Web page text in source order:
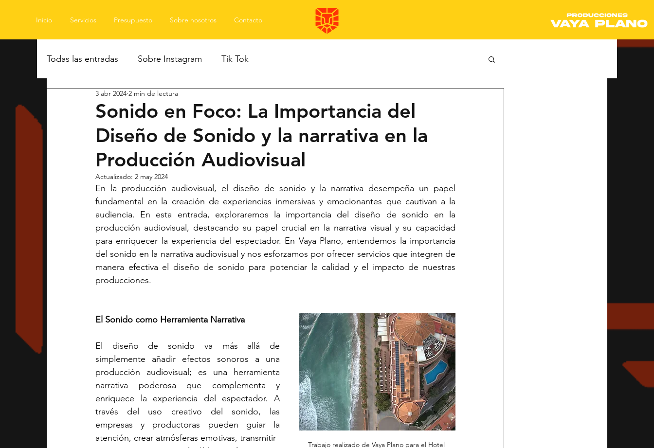
Inicio Servicios Presupuesto Sobre nosotros Contacto
Todas las entradas Sobre Instagram Tik Tok
Sonido en Foco: La Importancia del
Diseño de Sonido y la narrativa en la
Producción Audiovisual
3 abr 2024 2 min de lectura
Actualizado: 2 may 2024
En la producción audiovisual, el diseño de sonido y la narrativa desempeña un papel
fundamental en la creación de experiencias inmersivas y emocionantes que cautivan a la
audiencia. En esta entrada, exploraremos la importancia del diseño de sonido en la
producción audiovisual, destacando su papel crucial en la narrativa visual y su capacidad
para enriquecer la experiencia del espectador. En Vaya Plano, entendemos la importancia
del sonido en la narrativa audiovisual y nos esforzamos por ofrecer servicios que integren de
manera efectiva el diseño de sonido para potenciar la calidad y el impacto de nuestras
producciones.
Trabajo realizado de Vaya Plano para el Hotel
El Sonido como Herramienta Narrativa
El diseño de sonido va más allá de
simplemente añadir efectos sonoros a una
producción audiovisual; es una herramienta
narrativa poderosa que complementa y
enriquece la experiencia del espectador. A
través del uso creativo del sonido, las
empresas y productoras pueden guiar la
atención, crear atmósferas emotivas, transmitir